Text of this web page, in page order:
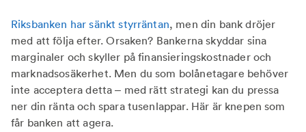
Riksbanken har sänkt styrräntan, men din bank dröjer
med att följa efter. Orsaken? Bankerna skyddar sina
marginaler och skyller på finansieringskostnader och
marknadsosäkerhet. Men du som bolånetagare behöver
inte acceptera detta – med rätt strategi kan du pressa
ner din ränta och spara tusenlappar. Här är knepen som
får banken att agera.